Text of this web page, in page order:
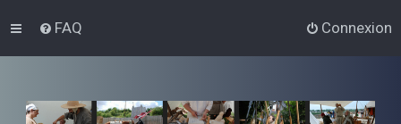
FAQ Connexion